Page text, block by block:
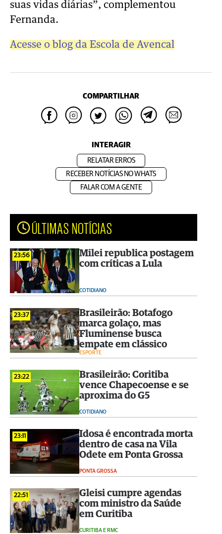
suas vidas diárias”, complementou
Fernanda.
Acesse o blog da Escola de Avencal
COMPARTILHAR
INTERAGIR
RELATAR ERROS
RECEBER NOTÍCIAS NO WHATS
FALAR COM A GENTE
ÚLTIMAS NOTÍCIAS
23:56
Milei republica postagem
com críticas a Lula
COTIDIANO
23:37
Brasileirão: Botafogo
marca golaço, mas
Fluminense busca
empate em clássico
ESPORTE
23:22
Brasileirão: Coritiba
vence Chapecoense e se
aproxima do G5
COTIDIANO
23:11
Idosa é encontrada morta
dentro de casa na Vila
Odete em Ponta Grossa
PONTA GROSSA
22:51
Gleisi cumpre agendas
com ministro da Saúde
em Curitiba
CURITIBA E RMC